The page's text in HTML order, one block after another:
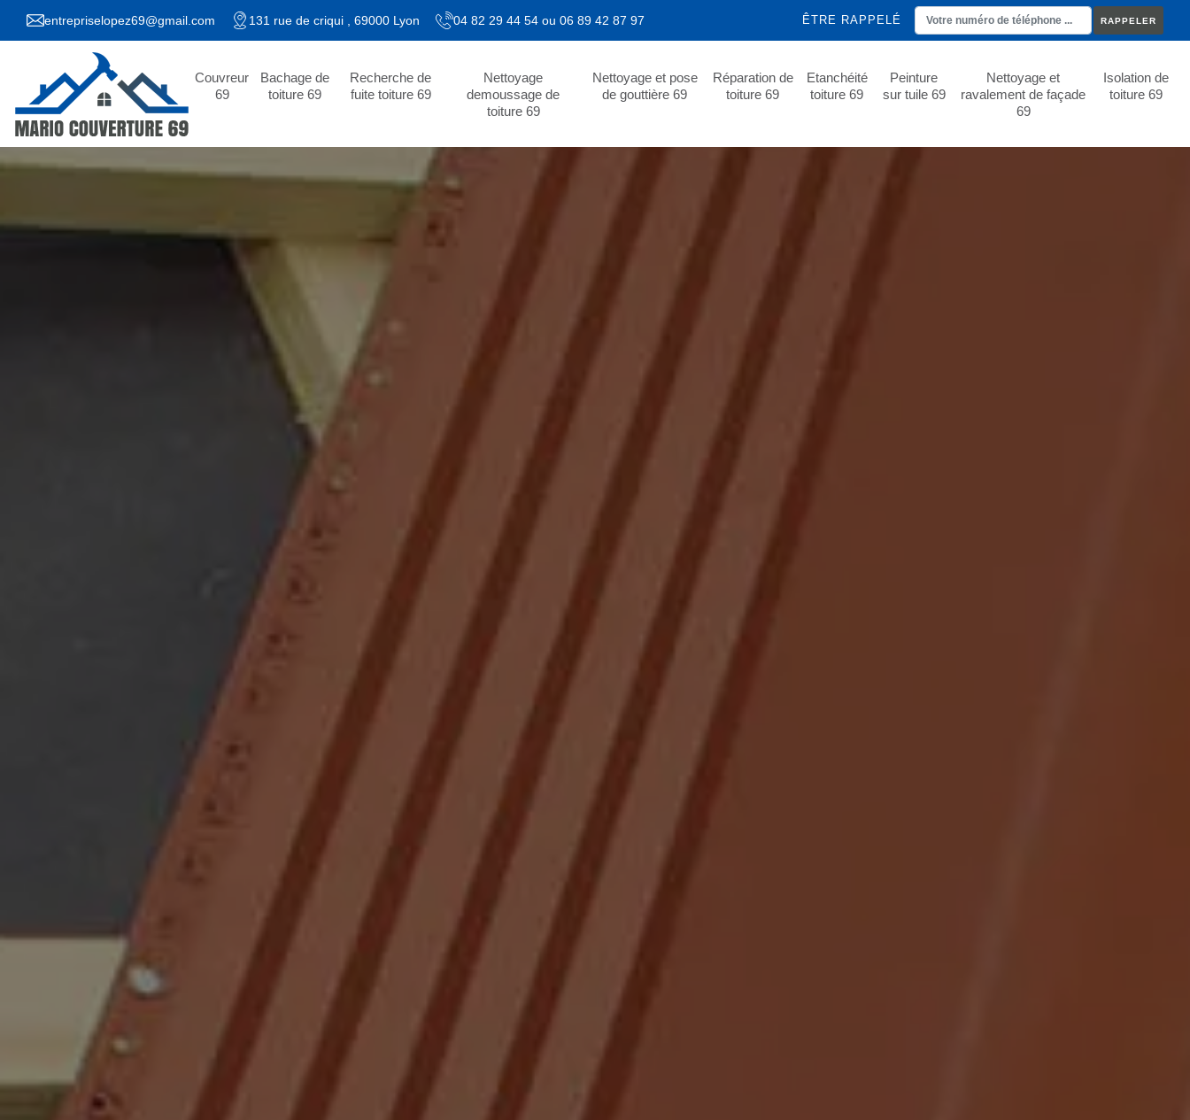
entrepriselopez69@gmail.com 131 rue de criqui , 69000 Lyon 04 82 29 44 54 ou 06 89 42 87 97 ÊTRE RAPPELÉ
Couvreur
69
Bachage de
toiture 69
Recherche de
fuite toiture 69
Nettoyage
demoussage de
toiture 69
Nettoyage et pose
de gouttière 69
Réparation de
toiture 69
Etanchéité
toiture 69
Peinture
sur tuile 69
Nettoyage et
ravalement de façade
69
Isolation de
toiture 69